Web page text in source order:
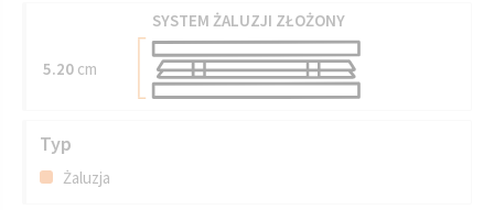
SYSTEM ŻALUZJI ZŁOŻONY
5.20 cm
Typ
Żaluzja